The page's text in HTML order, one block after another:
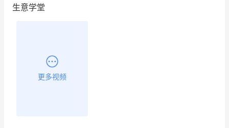
生意学堂
更多视频